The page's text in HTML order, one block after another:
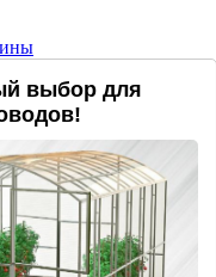
выбор для